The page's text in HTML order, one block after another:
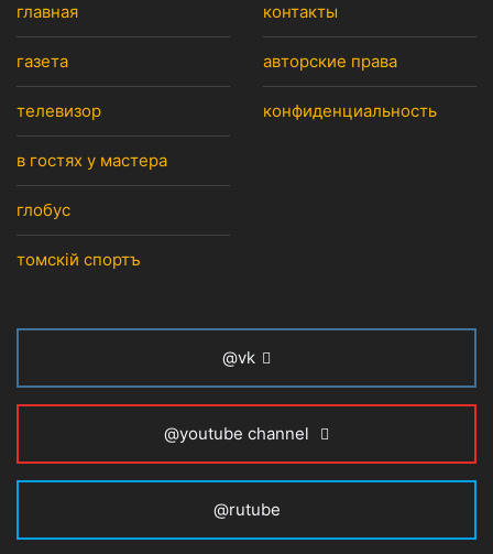
главная
газета
телевизор
в гостях у мастера
глобус
томскiй спортъ
контакты
авторские права
конфиденциальность
@vk
@youtube channel
@rutube